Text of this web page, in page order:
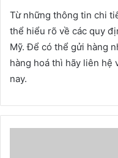
Từ những thông tin chi
thể hiểu rõ về các quy
Mỹ. Để có thể gửi hàng
hàng hoá thì hãy liên hệ
nay.